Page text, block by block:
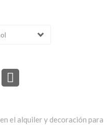
el alquiler y decoración para